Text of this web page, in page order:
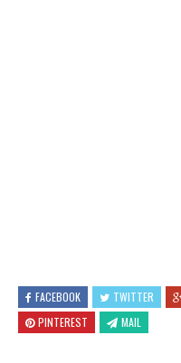
FACEBOOK TWITTER
PINTEREST
MAIL